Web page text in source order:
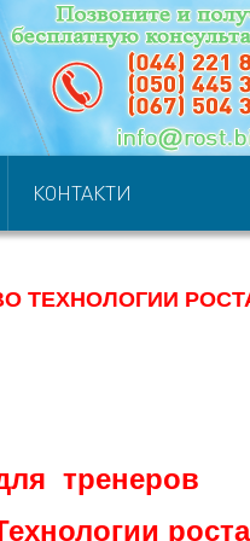
КОНТАКТИ
ТЕХНОЛОГИИ
тренеров